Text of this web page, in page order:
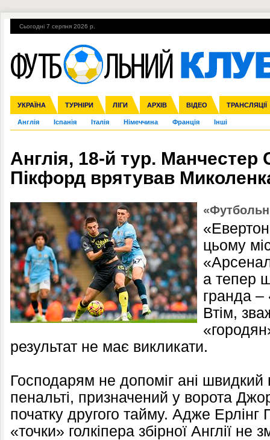
Сьогодні 7 серпня 2026 р.
УКРАЇНА ТУРНІРИ ЛІГИ АРХІВ ВІДЕО ТРАНСЛЯЦІЇ
Збірна Прем'єр-ліга Перша ліга Друга ліга Кубок України
Ліга чемпіонів Ліга Європи Міжнародні Ліга націй Ліга
Англія Іспанія Італія Німеччина Франція Інші
ЧС-2014 ЄВРО-2016 Росія Кубок конфедерацій ЧЄ-2015 (U-
Гарячі теми УПЛ, 1-й тур ВІЙНА УПЛ-ПЕРЕХОДИ
Англія, 18-й тур. Манчестер
Пікфорд врятував
цьому
а тепер
гранда –
Втім,
результат не має викликати.
Господарям не допоміг ані швидкий
пенальті, призначений у ворота
початку другого тайму. Адже Ерлінг
«точки» голкіпера збірної Англії не